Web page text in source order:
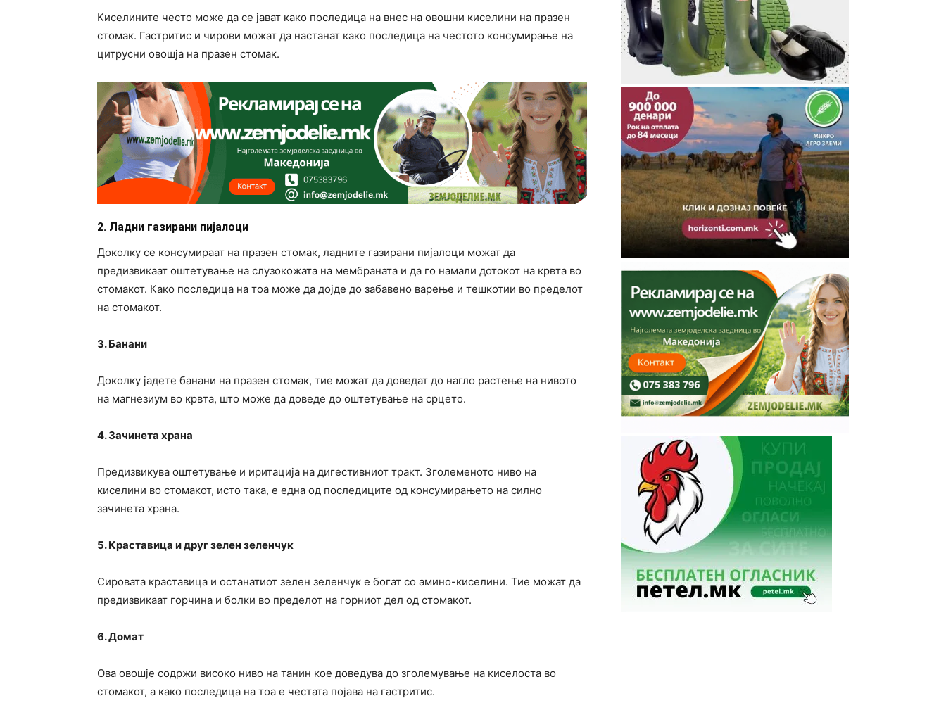
Киселините често може да се јават како последица на внес на овошни киселини на празен
стомак. Гастритис и чирови можат да настанат како последица на честото консумирање на
цитрусни овошја на празен стомак.
2. Ладни газирани пијалоци
Доколку се консумираат на празен стомак, ладните газирани пијалоци можат да
предизвикаат оштетување на слузокожата на мембраната и да го намали дотокот на крвта во
стомакот. Како последица на тоа може да дојде до забавено варење и тешкотии во пределот
на стомакот.
3. Банани
Доколку јадете банани на празен стомак, тие можат да доведат до нагло растење на нивото
на магнезиум во крвта, што може да доведе до оштетување на срцето.
4. Зачинета храна
Предизвикува оштетување и иритација на дигестивниот тракт. Зголеменото ниво на
киселини во стомакот, исто така, е една од последиците од консумирањето на силно
зачинета храна.
5. Краставица и друг зелен зеленчук
Сировата краставица и останатиот зелен зеленчук е богат со амино-киселини. Тие можат да
предизвикаат горчина и болки во пределот на горниот дел од стомакот.
6. Домат
Ова овошје содржи високо ниво на танин кое доведува до зголемување на киселоста во
стомакот, а како последица на тоа е честата појава на гастритис.